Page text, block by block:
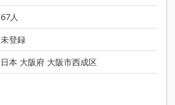
67人
未登録
日本 大阪府 大阪市西成区